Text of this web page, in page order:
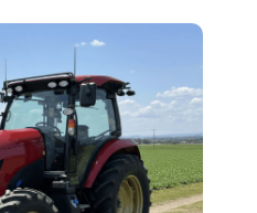
績がどれだけあるか
トを多数確保している
買取の流れ
の申し込み
日に出張査定
の契約